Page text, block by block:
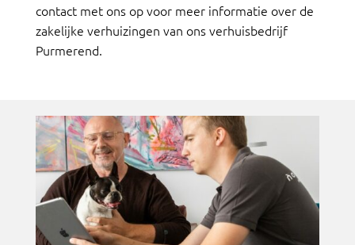
contact met ons op voor meer informatie over de
zakelijke verhuizingen van ons verhuisbedrijf
Purmerend.